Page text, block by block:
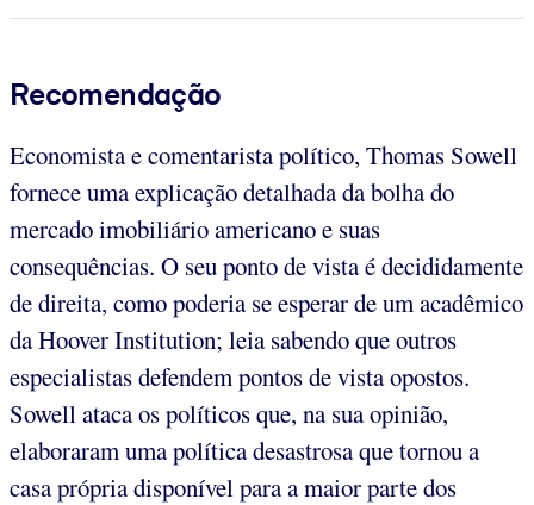
Recomendação
Economista e comentarista político, Thomas Sowell
fornece uma explicação detalhada da bolha do
mercado imobiliário americano e suas
consequências. O seu ponto de vista é decididamente
de direita, como poderia se esperar de um acadêmico
da Hoover Institution; leia sabendo que outros
especialistas defendem pontos de vista opostos.
Sowell ataca os políticos que, na sua opinião,
elaboraram uma política desastrosa que tornou a
casa própria disponível para a maior parte dos